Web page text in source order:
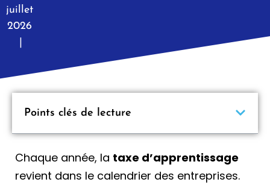
juillet
2026
Chaque année, la taxe d’apprentissage
revient dans le calendrier des entreprises.
Points clés de lecture